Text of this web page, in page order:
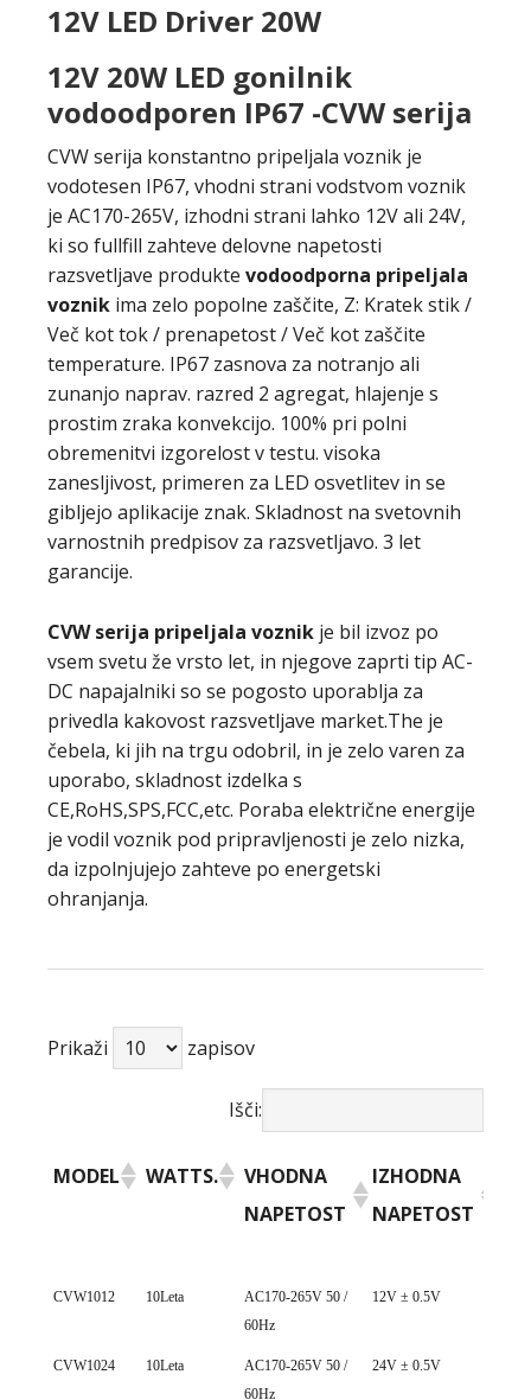
12V LED Driver 20W
12V 20W LED gonilnik
vodoodporen IP67 -CVW serija
CVW serija konstantno pripeljala voznik je
vodotesen IP67, vhodni strani vodstvom voznik
je AC170-265V, izhodni strani lahko 12V ali 24V,
ki so fullfill zahteve delovne napetosti
razsvetljave produkte vodoodporna pripeljala
voznik ima zelo popolne zaščite, Z: Kratek stik /
Več kot tok / prenapetost / Več kot zaščite
temperature. IP67 zasnova za notranjo ali
zunanjo naprav. razred 2 agregat, hlajenje s
prostim zraka konvekcijo. 100% pri polni
obremenitvi izgorelost v testu. visoka
zanesljivost, primeren za LED osvetlitev in se
gibljejo aplikacije znak. Skladnost na svetovnih
varnostnih predpisov za razsvetljavo. 3 let
garancije.
CVW serija pripeljala voznik je bil izvoz po
vsem svetu že vrsto let, in njegove zaprti tip AC-
DC napajalniki so se pogosto uporablja za
privedla kakovost razsvetljave market.The je
čebela, ki jih na trgu odobril, in je zelo varen za
uporabo, skladnost izdelka s
CE,RoHS,SPS,FCC,etc. Poraba električne energije
je vodil voznik pod pripravljenosti je zelo nizka,
da izpolnjujejo zahteve po energetski
ohranjanja.
Prikaži zapisov
Išči:
MODEL WATTS.
VHODNA
NAPETOST
IZHODNA
NAPETOST
MODEL WATTS.
VHODNA
NAPETOST
IZHODNA
CVW1012 10Leta
AC170-265V 50 /
60Hz
12V ± 0.5V
CVW1024 10Leta
AC170-265V 50 /
60Hz
24V ± 0.5V